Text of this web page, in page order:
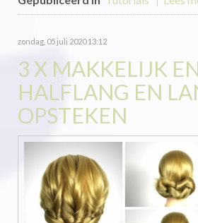
zondag, 05 juli 2020 13:12
3 X MAKKELIJK
HALFLANG EN
OPSTEKEN